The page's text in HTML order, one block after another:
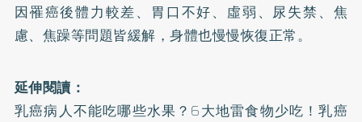
因罹癌後體力較差、胃口不好、虛弱、尿失禁、焦
慮、焦躁等問題皆緩解，身體也慢慢恢復正常。
延伸閱讀：
乳癌病人不能吃哪些水果？6大地雷食物少吃！乳癌